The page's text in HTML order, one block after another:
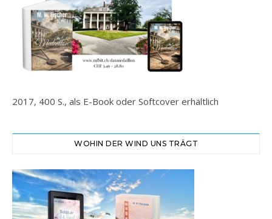
2017, 400 S., als E-Book oder Softcover erhältlich
WOHIN DER WIND UNS TRÄGT